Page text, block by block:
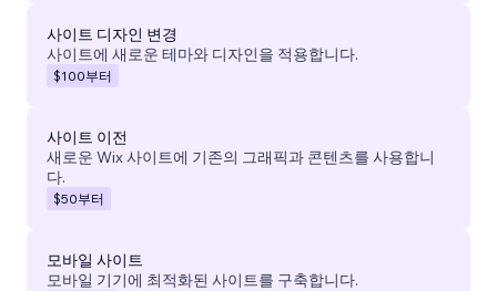
사이트 디자인 변경
사이트에 새로운 테마와 디자인을 적용합니다.
$100부터
사이트 이전
새로운 Wix 사이트에 기존의 그래픽과 콘텐츠를 사용합니
다.
$50부터
모바일 사이트
모바일 기기에 최적화된 사이트를 구축합니다.